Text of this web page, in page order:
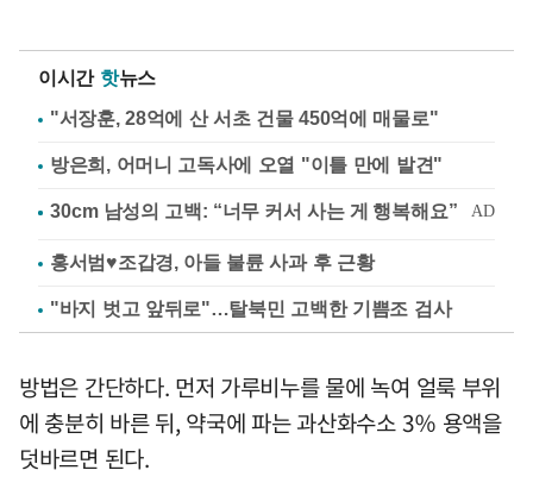
이시간 핫뉴스
"서장훈, 28억에 산 서초 건물 450억에 매물로"
방은희, 어머니 고독사에 오열 "이틀 만에 발견"
홍서범♥조갑경, 아들 불륜 사과 후 근황
"바지 벗고 앞뒤로"…탈북민 고백한 기쁨조 검사
방법은 간단하다. 먼저 가루비누를 물에 녹여 얼룩 부위
에 충분히 바른 뒤, 약국에 파는 과산화수소 3％ 용액을
덧바르면 된다.